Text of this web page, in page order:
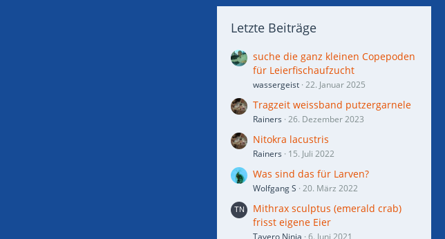
Letzte Beiträge
suche die ganz kleinen Copepoden
für Leierfischaufzucht
wassergeist 22. Januar 2025
Tragzeit weissband putzergarnele
Rainers 26. Dezember 2023
Nitokra lacustris
Rainers 15. Juli 2022
Was sind das für Larven?
Wolfgang S 20. März 2022
Mithrax sculptus (emerald crab)
frisst eigene Eier
Tavero Ninja 6. Juni 2021